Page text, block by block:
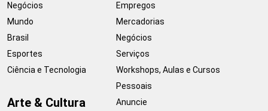
Negócios
Mundo
Brasil
Esportes
Ciência e Tecnologia
Arte & Cultura
Empregos
Mercadorias
Negócios
Serviços
Workshops, Aulas e Cursos
Pessoais
Anuncie